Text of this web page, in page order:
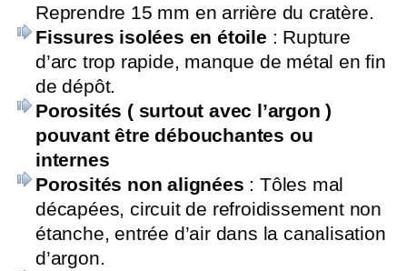
Reprendre 15 mm en arrière du cratère.
Fissures isolées en étoile : Rupture
d’arc trop rapide, manque de métal en fin
de dépôt.
Porosités ( surtout avec l’argon )
pouvant être débouchantes ou
internes
Porosités non alignées : Tôles mal
décapées, circuit de refroidissement non
étanche, entrée d’air dans la canalisation
d’argon.